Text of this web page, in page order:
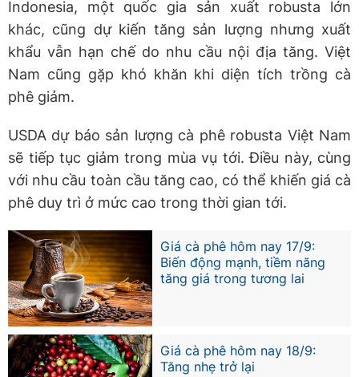
Indonesia, một quốc gia sản xuất robusta lớn
khác, cũng dự kiến tăng sản lượng nhưng xuất
khẩu vẫn hạn chế do nhu cầu nội địa tăng. Việt
Nam cũng gặp khó khăn khi diện tích trồng cà
phê giảm.
USDA dự báo sản lượng cà phê robusta Việt Nam
sẽ tiếp tục giảm trong mùa vụ tới. Điều này, cùng
với nhu cầu toàn cầu tăng cao, có thể khiến giá cà
phê duy trì ở mức cao trong thời gian tới.
Giá cà phê hôm nay 17/9:
Biến động mạnh, tiềm năng
tăng giá trong tương lai
Giá cà phê hôm nay 18/9:
Tăng nhẹ trở lại